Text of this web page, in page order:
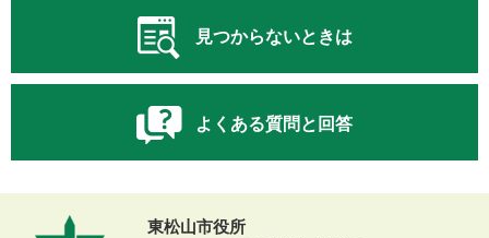
見つからないときは
よくある質問と回答
東松山市役所